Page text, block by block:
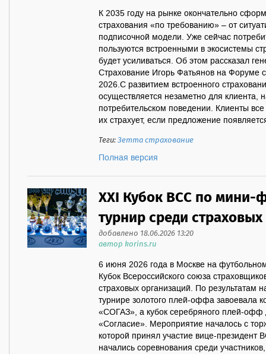
К 2035 году на рынке окончательно
страхования «по требованию» – от
подписочной модели. Уже сейчас
пользуются встроенными в экосистемы
будет усиливаться. Об этом рассказал
Страхование Игорь Фатьянов на Форуме
2026.С развитием встроенного
осуществляется незаметно для клиента,
потребительском поведении. Клиенты
их страхует, если предложение
Теги:Зетта страхование
Полная версия
XXI Кубок ВСС по мини-
турнир среди
добавлено 18.06.2026 13:20
автор korins.ru
6 июня 2026 года в Москве на
Кубок Всероссийского союза
страховых организаций. По результатам
турнире золотого плей-оффа завоевала
«СОГАЗ», а кубок серебряного плей-офф
«Согласие». Мероприятие началось с
которой принял участие вице-президент
начались соревнования среди